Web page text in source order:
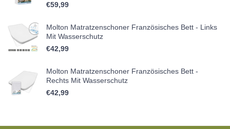
€59,99
Molton Matratzenschoner Französisches Bett - Links
Mit Wasserschutz
€42,99
Molton Matratzenschoner Französisches Bett -
Rechts Mit Wasserschutz
€42,99